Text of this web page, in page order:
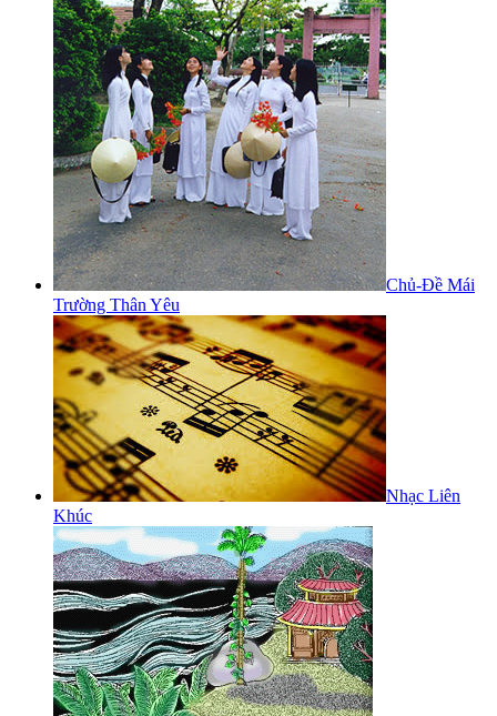
Chủ-Đề Mái
Trường Thân Yêu
Nhạc Liên
Khúc